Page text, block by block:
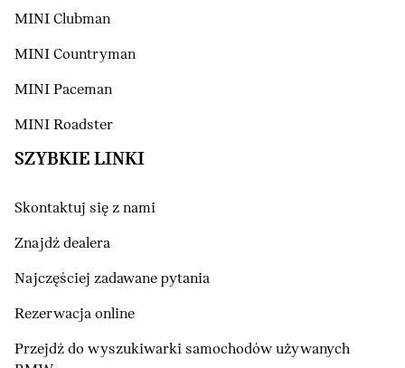
MINI Clubman
MINI Countryman
MINI Paceman
MINI Roadster
SZYBKIE LINKI
Skontaktuj się z nami
Znajdź dealera
Najczęściej zadawane pytania
Rezerwacja online
Przejdź do wyszukiwarki samochodów używanych